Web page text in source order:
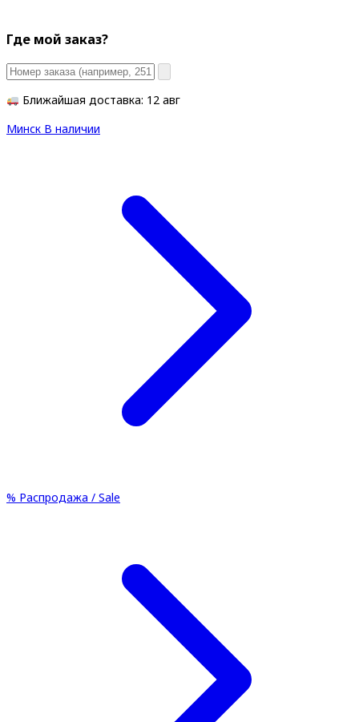
Где мой заказ?
Ближайшая доставка: 12 авг
Минск В наличии
% Распродажа / Sale